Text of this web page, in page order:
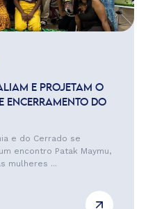
E PROJETAM O
ENCERRAMENTO DO
e do Cerrado se
encontro Patak Maymu,
mulheres ...